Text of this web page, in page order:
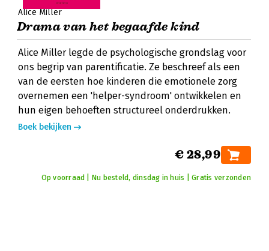
Alice Miller
Drama van het begaafde kind
Alice Miller legde de psychologische grondslag voor
ons begrip van parentificatie. Ze beschreef als een
van de eersten hoe kinderen die emotionele zorg
overnemen een 'helper-syndroom' ontwikkelen en
hun eigen behoeften structureel onderdrukken.
Boek bekijken
€ 28,99
Op voorraad | Nu besteld, dinsdag in huis | Gratis verzonden